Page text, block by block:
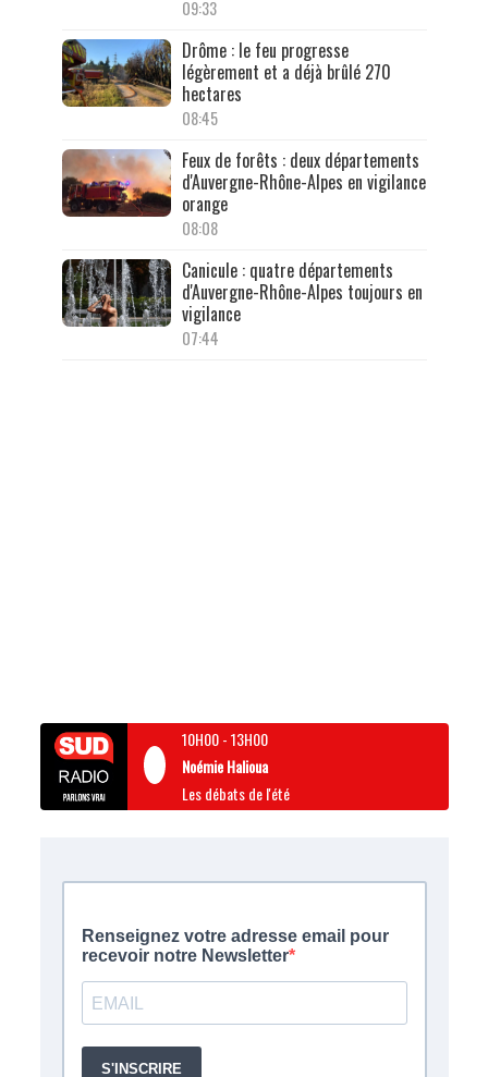
09:33
Drôme : le feu progresse
légèrement et a déjà brûlé 270
hectares
08:45
Feux de forêts : deux départements
d'Auvergne-Rhône-Alpes en vigilance
orange
08:08
Canicule : quatre départements
d'Auvergne-Rhône-Alpes toujours en
vigilance
07:44
10H00-13H00
Noémie Halioua
Les débats de l'été